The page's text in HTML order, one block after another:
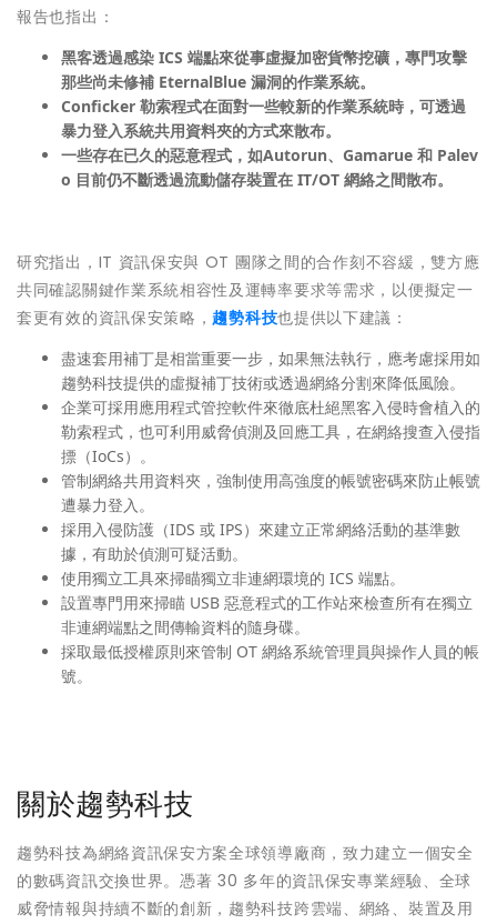
報告也指出：
黑客透過感染 ICS 端點來從事虛擬加密貨幣挖礦，專門攻擊
那些尚未修補 EternalBlue 漏洞的作業系統。
Conficker 勒索程式在面對一些較新的作業系統時，可透過
暴力登入系統共用資料夾的方式來散布。
一些存在已久的惡意程式，如Autorun、Gamarue 和 Palev
o 目前仍不斷透過流動儲存裝置在 IT/OT 網絡之間散布。
研究指出，IT 資訊保安與 OT 團隊之間的合作刻不容緩，雙方應
共同確認關鍵作業系統相容性及運轉率要求等需求，以便擬定一
套更有效的資訊保安策略，趨勢科技也提供以下建議：
盡速套用補丁是相當重要一步，如果無法執行，應考慮採用如
趨勢科技提供的虛擬補丁技術或透過網絡分割來降低風險。
企業可採用應用程式管控軟件來徹底杜絕黑客入侵時會植入的
勒索程式，也可利用威脅偵測及回應工具，在網絡搜查入侵指
摽（IoCs）。
管制網絡共用資料夾，強制使用高強度的帳號密碼來防止帳號
遭暴力登入。
採用入侵防護（IDS 或 IPS）來建立正常網絡活動的基準數
據，有助於偵測可疑活動。
使用獨立工具來掃瞄獨立非連網環境的 ICS 端點。
設置專門用來掃瞄 USB 惡意程式的工作站來檢查所有在獨立
非連網端點之間傳輸資料的隨身碟。
採取最低授權原則來管制 OT 網絡系統管理員與操作人員的帳
號。
關於趨勢科技
趨勢科技為網絡資訊保安方案全球領導廠商，致力建立一個安全
的數碼資訊交換世界。憑著 30 多年的資訊保安專業經驗、全球
威脅情報與持續不斷的創新，趨勢科技跨雲端、網絡、裝置及用